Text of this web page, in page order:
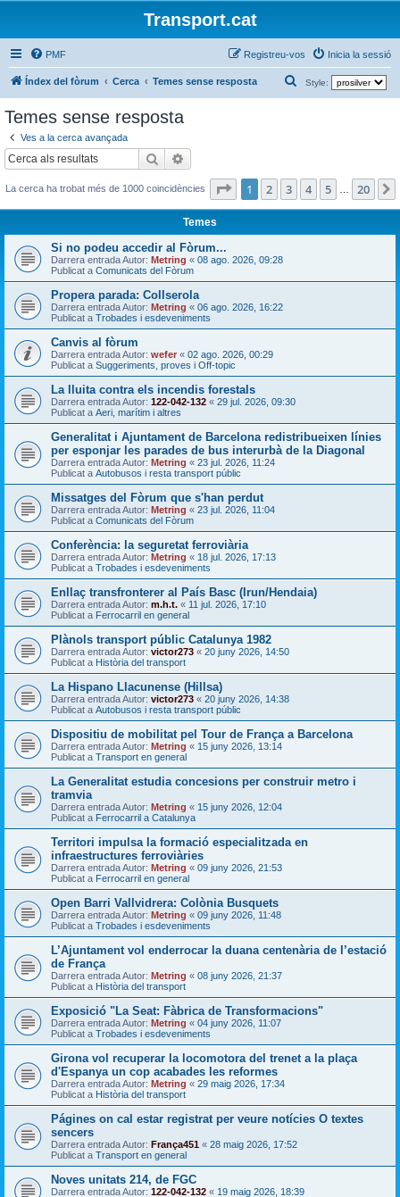
Transport.cat
PMF Inicia la sessió
Registreu-vos
Índex del fòrum Cerca Temes sense resposta Style:
e
Temes sense resposta
Ves a la cerca avançada
Cerca
La cerca ha trobat més de 1000 coincidències Pàgina de 20
1 2 3 4 5 20
Temes
Si no podeu accedir al Fòrum...
Darrera entrada Autor: Metring « 08 ago. 2026, 09:28
Publicat a Comunicats del Fòrum
Propera parada: Collserola
Darrera entrada Autor: Metring « 06 ago. 2026, 16:22
Publicat a Trobades i esdeveniments
Canvis al fòrum
Darrera entrada Autor: wefer « 02 ago. 2026, 00:29
Publicat a Suggeriments, proves i Off-topic
La lluita contra els incendis forestals
Darrera entrada Autor: 122-042-132 « 29 jul. 2026, 09:30
Publicat a Aeri, marítim i altres
Generalitat i Ajuntament de Barcelona redistribueixen línies
per esponjar les parades de bus interurbà de la Diagonal
Darrera entrada Autor: Metring « 23 jul. 2026, 11:24
Publicat a Autobusos i resta transport públic
Missatges del Fòrum que s'han perdut
Darrera entrada Autor: Metring « 23 jul. 2026, 11:04
Publicat a Comunicats del Fòrum
Conferència: la seguretat ferroviària
Darrera entrada Autor: Metring « 18 jul. 2026, 17:13
Publicat a Trobades i esdeveniments
Enllaç transfronterer al País Basc (Irun/Hendaia)
Darrera entrada Autor: m.h.t. « 11 jul. 2026, 17:10
Publicat a Ferrocarril en general
Plànols transport públic Catalunya 1982
Darrera entrada Autor: victor273 « 20 juny 2026, 14:50
Publicat a Història del transport
La Hispano Llacunense (Hillsa)
Darrera entrada Autor: victor273 « 20 juny 2026, 14:38
Publicat a Autobusos i resta transport públic
Dispositiu de mobilitat pel Tour de França a Barcelona
Darrera entrada Autor: Metring « 15 juny 2026, 13:14
Publicat a Transport en general
La Generalitat estudia concesions per construir metro i
tramvia
Darrera entrada Autor: Metring « 15 juny 2026, 12:04
Publicat a Ferrocarril a Catalunya
Territori impulsa la formació especialitzada en
infraestructures ferroviàries
Darrera entrada Autor: Metring « 09 juny 2026, 21:53
Publicat a Ferrocarril en general
Open Barri Vallvidrera: Colònia Busquets
Darrera entrada Autor: Metring « 09 juny 2026, 11:48
Publicat a Trobades i esdeveniments
L’Ajuntament vol enderrocar la duana centenària de l’estació
de França
Darrera entrada Autor: Metring « 08 juny 2026, 21:37
Publicat a Història del transport
Exposició "La Seat: Fàbrica de Transformacions"
Darrera entrada Autor: Metring « 04 juny 2026, 11:07
Publicat a Trobades i esdeveniments
Girona vol recuperar la locomotora del trenet a la plaça
d'Espanya un cop acabades les reformes
Darrera entrada Autor: Metring « 29 maig 2026, 17:34
Publicat a Història del transport
Págines on cal estar registrat per veure notícies O textes
sencers
Darrera entrada Autor: França451 « 28 maig 2026, 17:52
Publicat a Transport en general
Noves unitats 214, de FGC
Darrera entrada Autor: 122-042-132 « 19 maig 2026, 18:39